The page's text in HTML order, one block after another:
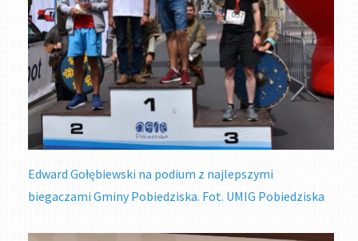
Edward Gołębiewski na podium z najlepszymi
biegaczami Gminy Pobiedziska. Fot. UMIG Pobiedziska